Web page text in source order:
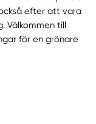
efter att vara
Välkommen till
för en grönare